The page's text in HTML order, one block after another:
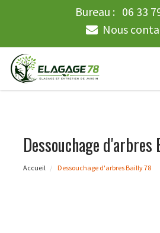
Bureau : 06 33
Nous
Dessouchage
Accueil Dessouchage d'arbres Bailly 78